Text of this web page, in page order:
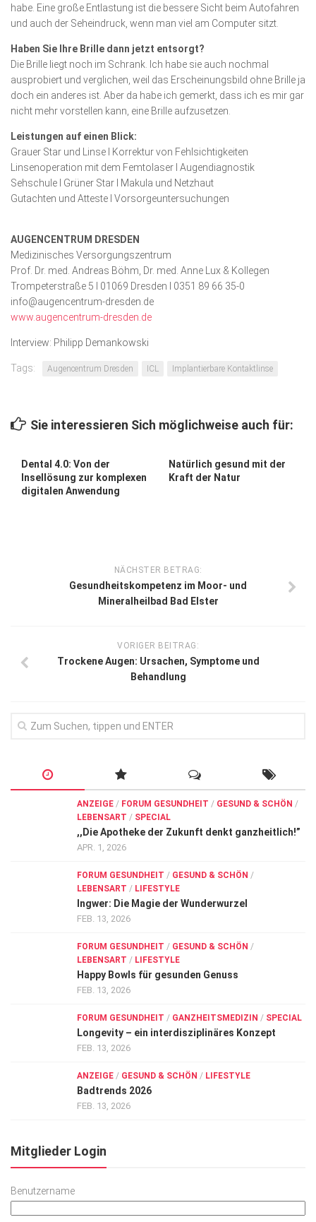
habe. Eine große Entlastung ist die bessere Sicht beim Autofahren
und auch der Seheindruck, wenn man viel am Computer sitzt.
Haben Sie Ihre Brille dann jetzt entsorgt?
Die Brille liegt noch im Schrank. Ich habe sie auch nochmal
ausprobiert und verglichen, weil das Erschei­nungsbild ohne Brille ja
doch ein anderes ist. Aber da habe ich gemerkt, dass ich es mir gar
nicht mehr vorstellen kann, eine Brille aufzusetzen.
Leistungen auf einen Blick:
Grauer Star und Linse I Korrektur von Fehl­sichtig­keiten
Linsenoperation mit dem Femtolaser I Augendiagnostik
Sehschule I Grüner Star I Makula und Netzhaut
Gutachten und Atteste I Vorsorgeuntersuchungen
AUGENCENTRUM DRESDEN
Medizinisches Versorgungszentrum
Prof. Dr. med. Andreas Böhm, Dr. med. Anne Lux & Kollegen
Trompeterstraße 5 I 01069 Dresden I 0351 89 66 35-0
info@augencentrum-dresden.de
www.augencentrum-dresden.de
Interview: Philipp Demankowski
Tags: Augencentrum Dresden ICL Implantierbare Kontaktlinse
Sie interessieren Sich möglichweise auch für:
Dental 4.0: Von der
Insellösung zur komplexen
digitalen Anwendung
Natürlich gesund mit der
Kraft der Natur
NÄCHSTER BETRAG:
Gesundheitskompetenz im Moor- und
Mineralheilbad Bad Elster
VORIGER BEITRAG:
Trockene Augen: Ursachen, Symptome und
Behandlung
ANZEIGE / FORUM GESUNDHEIT / GESUND & SCHÖN /
LEBENSART / SPECIAL
,,Die Apotheke der Zukunft denkt ganzheitlich!”
APR. 1, 2026
FORUM GESUNDHEIT / GESUND & SCHÖN /
LEBENSART / LIFESTYLE
Ingwer: Die Magie der Wunderwurzel
FEB. 13, 2026
FORUM GESUNDHEIT / GESUND & SCHÖN /
LEBENSART / LIFESTYLE
Happy Bowls für gesunden Genuss
FEB. 13, 2026
FORUM GESUNDHEIT / GANZHEITSMEDIZIN / SPECIAL
Longevity – ein interdisziplinäres Konzept
FEB. 13, 2026
ANZEIGE / GESUND & SCHÖN / LIFESTYLE
Badtrends 2026
FEB. 13, 2026
Mitglieder Login
Benutzername